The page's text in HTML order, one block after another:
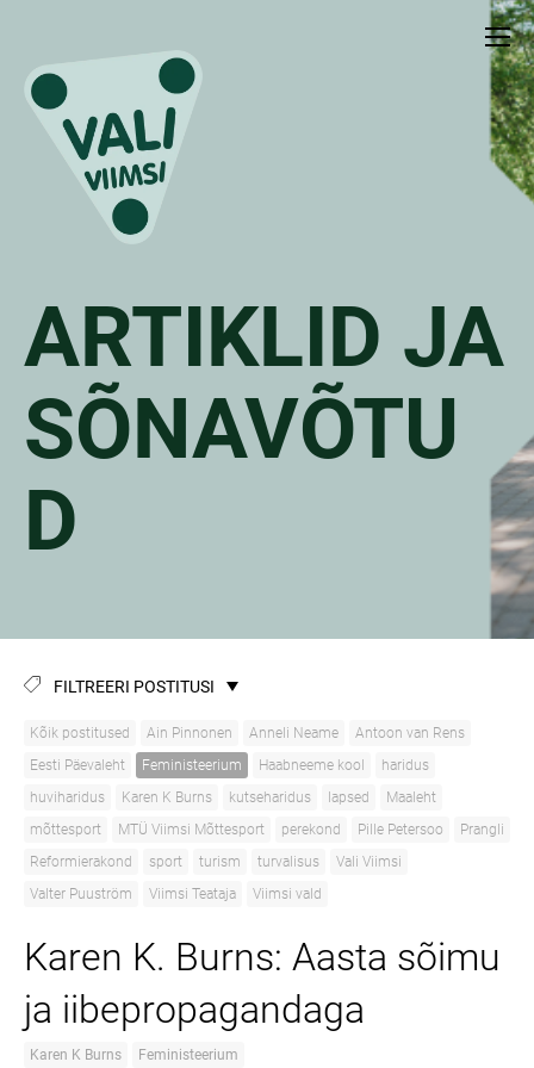
ARTIKLID JA
SÕNAVÕTU
D
FILTREERI POSTITUSI
Kõik postitused Ain Pinnonen Anneli Neame
Antoon van Rens
Eesti Päevaleht
Feministeerium Haabneeme kool
haridus
huviharidus
Karen K Burns kutseharidus lapsed
Maaleht
mõttesport
MTÜ Viimsi Mõttesport perekond Pille Petersoo
Prangli
Reformierakond
sport turism turvalisus
Vali Viimsi
Valter Puuström
Viimsi Teataja Viimsi vald
Karen K. Burns: Aasta sõimu
ja iibepropagandaga
Karen K Burns Feministeerium